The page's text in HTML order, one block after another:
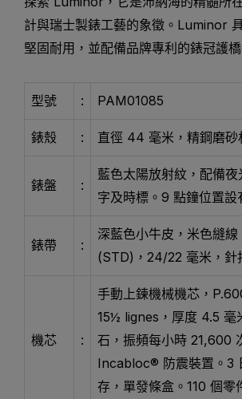
計與瑞士製錶工藝的象徵。Luminor
堅固耐用，並配備品牌專利的錶冠護橋
型號 : PAM01085
錶殼 : 直徑 44 毫米，精鋼磨砂
錶盤 :
藍色太陽放射紋，配備
字及時標。9 點鐘位置設
錶帶 :
深藍色小牛皮，米色縫線
(STD)，24/22 毫米，針
機芯 :
手動上鍊機械機芯，
15½ lignes，厚度 4.5 毫
石，振頻每小時 21,600
Incabloc® 防震裝置。3
存，單發條盒。110 個零